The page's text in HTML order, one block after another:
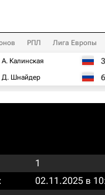
РПЛ Лига Европы
А. Калинская
Д. Шнайдер
3
6
1
02.11.2025 в